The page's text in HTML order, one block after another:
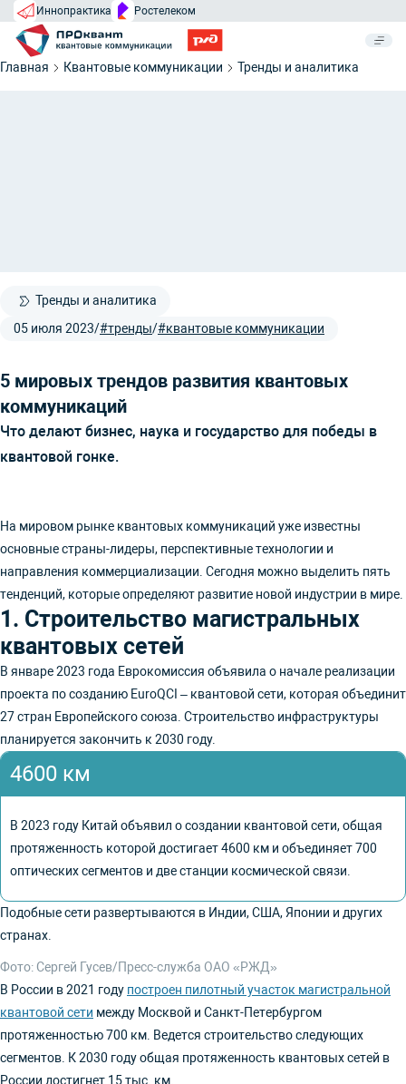
Иннопрактика Ростелеком
Главная Квантовые коммуникации Тренды и аналитика
Тренды и аналитика
05 июля 2023/#тренды/#квантовые коммуникации
5 мировых трендов развития квантовых
коммуникаций
Что делают бизнес, наука и государство для победы в
квантовой гонке.
На мировом рынке квантовых коммуникаций уже известны
основные страны-лидеры, перспективные технологии и
направления коммерциализации. Сегодня можно выделить пять
тенденций, которые определяют развитие новой индустрии в мире.
1. Строительство магистральных
квантовых сетей
В январе 2023 года Еврокомиссия объявила о начале реализации
проекта по созданию EuroQCI – квантовой сети, которая объединит
27 стран Европейского союза. Строительство инфраструктуры
планируется закончить к 2030 году.
4600 км
В 2023 году Китай объявил о создании квантовой сети, общая
протяженность которой достигает 4600 км и объединяет 700
оптических сегментов и две станции космической связи.
Подобные сети развертываются в Индии, США, Японии и других
странах.
Фото: Сергей Гусев/Пресс-служба ОАО «РЖД»
В России в 2021 году построен пилотный участок магистральной
квантовой сети между Москвой и Санкт-Петербургом
протяженностью 700 км. Ведется строительство следующих
сегментов. К 2030 году общая протяженность квантовых сетей в
России достигнет 15 тыс. км.